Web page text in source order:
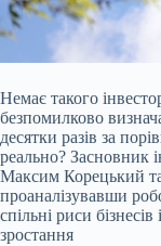
Немає такого
безпомилково
десятки разів за
реально? Засновник
Максим Корецький
проаналізувавши
спільні риси
зростання